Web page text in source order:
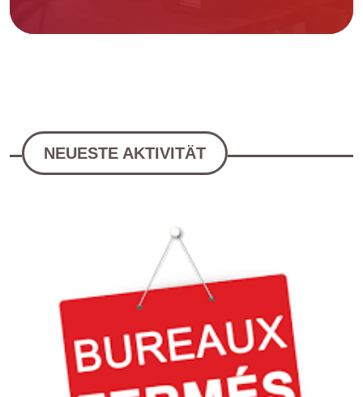
NEUESTE AKTIVITÄT